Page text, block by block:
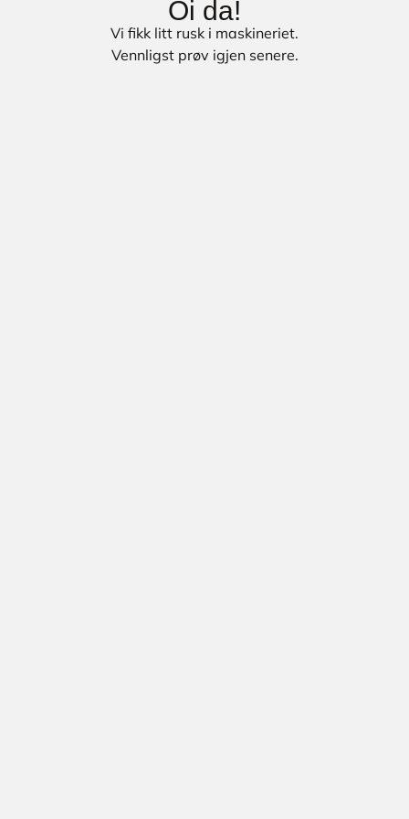
Oi da!
Vi fikk litt rusk i maskineriet.
Vennligst prøv igjen senere.